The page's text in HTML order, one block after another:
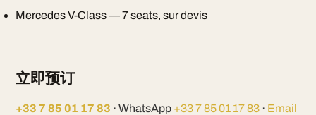
Mercedes V-Class — 7 seats, sur devis
立即预订
+33 7 85 01 17 83 · WhatsApp +33 7 85 01 17 83· Email